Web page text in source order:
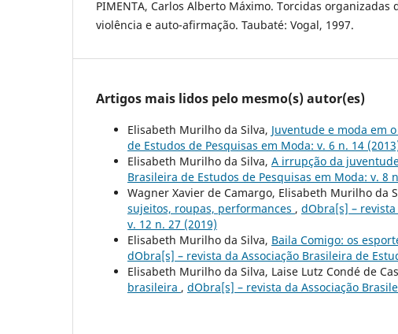
PIMENTA, Carlos Alberto Máximo. Torcidas organizadas
violência e auto-afirmação. Taubaté: Vogal, 1997.
Artigos mais lidos pelo mesmo(s) autor(es)
Elisabeth Murilho da Silva, Juventude e moda em
de Estudos de Pesquisas em Moda: v. 6 n. 14
Elisabeth Murilho da Silva, A irrupção da
Brasileira de Estudos de Pesquisas em Moda: v. 8
Wagner Xavier de Camargo, Elisabeth Murilho da
sujeitos, roupas, performances , dObra[s] – revista
v. 12 n. 27 (2019)
Elisabeth Murilho da Silva, Baila Comigo: os
dObra[s] – revista da Associação Brasileira de
Elisabeth Murilho da Silva, Laise Lutz Condé de
brasileira , dObra[s] – revista da Associação